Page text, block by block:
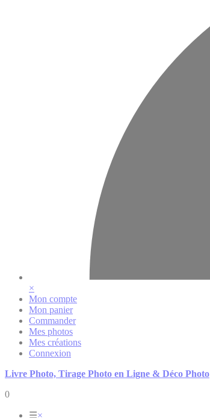
×
Mon compte
Mon panier
Commander
Mes photos
Mes créations
Connexion
Livre Photo, Tirage Photo en Ligne & Déco Photo
0
☰×